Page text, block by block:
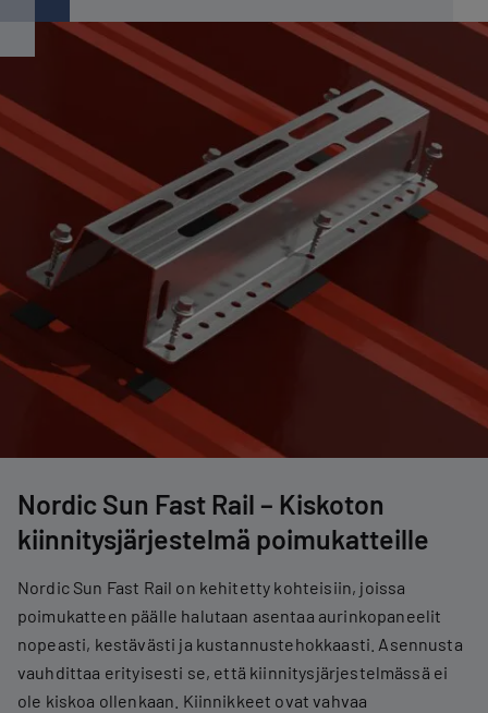
Nordic Sun Fast Rail – Kiskoton
kiinnitysjärjestelmä poimukatteille
Nordic Sun Fast Rail on kehitetty kohteisiin, joissa
poimukatteen päälle halutaan asentaa aurinkopaneelit
nopeasti, kestävästi ja kustannustehokkaasti. Asennusta
vauhdittaa erityisesti se, että kiinnitysjärjestelmässä ei
ole kiskoa ollenkaan. Kiinnikkeet ovat vahvaa